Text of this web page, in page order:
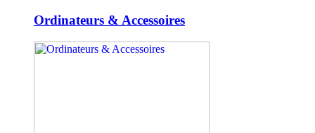
Ordinateurs & Accessoires